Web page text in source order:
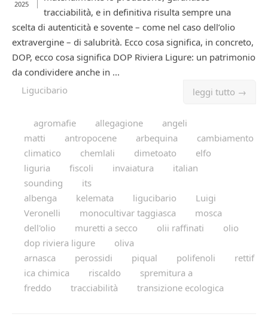
2025
tracciabilità, e in definitiva risulta sempre una
scelta di autenticità e sovente – come nel caso dell’olio
extravergine – di salubrità. Ecco cosa significa, in concreto,
DOP, ecco cosa significa DOP Riviera Ligure: un patrimonio
da condividere anche in ...
leggi tutto →
Ligucibario
agromafie allegagione
angeli
matti
antropocene arbequina
cambiamento
climatico
chemlali dimetoato
elfo
liguria
fiscoli invaiatura
italian
sounding
its
albenga
kelemata ligucibario
Luigi
Veronelli
monocultivar taggiasca
mosca
dell'olio
muretti a secco olii raffinati
olio
dop riviera ligure
oliva
arnasca
perossidi piqual polifenoli
rettif
ica chimica
riscaldo
spremitura a
freddo
tracciabilità transizione ecologica